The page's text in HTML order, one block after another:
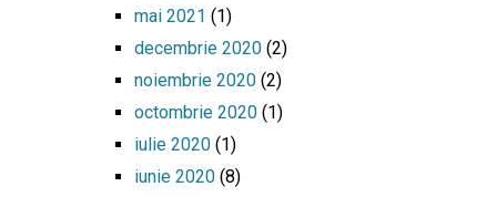
mai 2021 (1)
decembrie 2020(2)
noiembrie 2020(2)
octombrie 2020(1)
iulie 2020(1)
iunie 2020(8)